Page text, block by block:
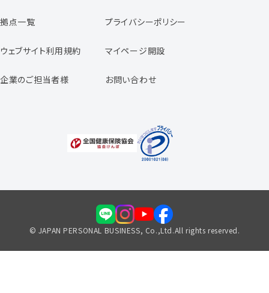
スタッフの声
専任コンサルタントの声
福利厚生のご案内
拠点一覧 プライバシーポリシー
ウェブサイト利用規約 マイページ開設
企業のご担当者様 お問い合わせ
© JAPAN PERSONAL BUSINESS, Co.,Ltd.All rights reserved.